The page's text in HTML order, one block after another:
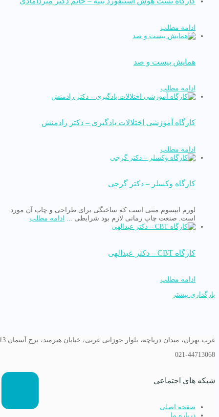
ادامه مطلب
همایش بیست و صد
ادامه مطلب
کارگاه آموزشی اختلالات یادگیری – دکتر رادمنش
ادامه مطلب
کارگاه وکسلر – دکتر گرجی
لورم ایپسوم متنی است که ساختگی برای طراحی و چاپ آن مورد
است. صنعت چاپ زمانی لازم بود شرایطی ...ادامه مطلب
کارگاه CBT – دکتر عبدالهی
ادامه مطلب
بارگذاری بیشتر
غرب تهران، میدان دریاچه، بلوار جوزانی غربی، خیابان هیرمند، برج آسمان 13
021-44713068
شبکه های اجتماعی
صفحه اصلی
درباره ما